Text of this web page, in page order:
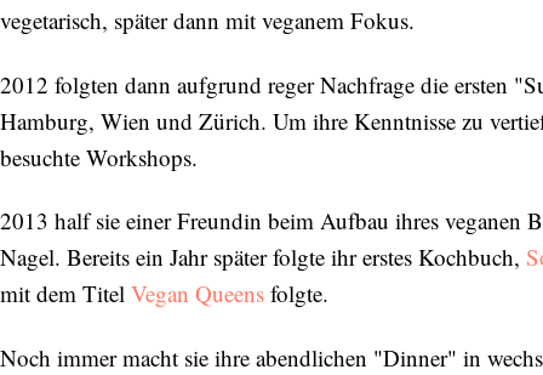
vegetarisch, später dann mit veganem Fokus.
2012 folgten dann aufgrund reger Nachfrage die ersten
Hamburg, Wien und Zürich. Um ihre Kenntnisse zu
besuchte Workshops.
2013 half sie einer Freundin beim Aufbau ihres veganen
Nagel. Bereits ein Jahr später folgte ihr erstes Kochbuch,
mit dem Titel Vegan Queens folgte.
Noch immer macht sie ihre abendlichen "Dinner" in